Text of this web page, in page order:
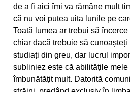
de a fi aici îmi va rămâne mult
că nu voi putea uita lunile pe
Toată lumea ar trebui să
chiar dacă trebuie să
studiați din greu, dar lucrul
subliniez este că abilitățile mele
îmbunătățit mult. Datorită